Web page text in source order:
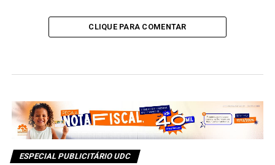
CLIQUE PARA COMENTAR
ESPECIAL PUBLICITÁRIO UDC